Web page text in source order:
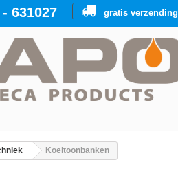
631027 gratis
Koeltoonbanken